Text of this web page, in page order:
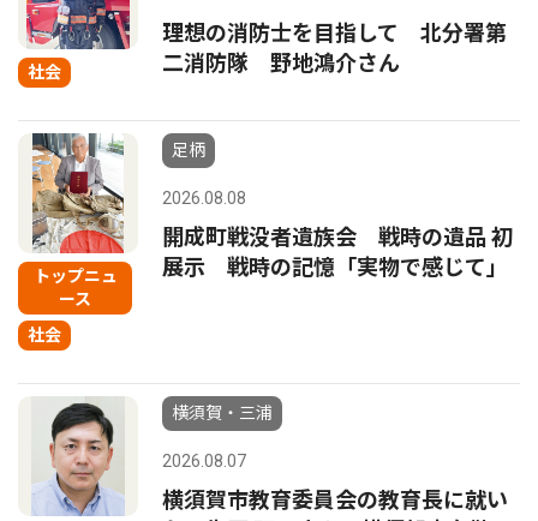
社会
理想の消防士を目指して 北分署第
二消防隊 野地鴻介さん
トップニュ
ース
社会
足柄
2026.08.08
開成町戦没者遺族会 戦時の遺品 初
展示 戦時の記憶「実物で感じて」
横須賀・三浦
2026.08.07
横須賀市教育委員会の教育長に就い